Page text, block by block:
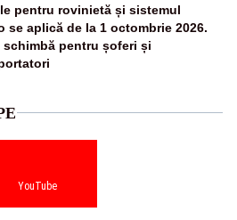
pentru rovinietă și sistemul
se aplică de la 1 octombrie 2026.
schimbă pentru șoferi și
YouTube